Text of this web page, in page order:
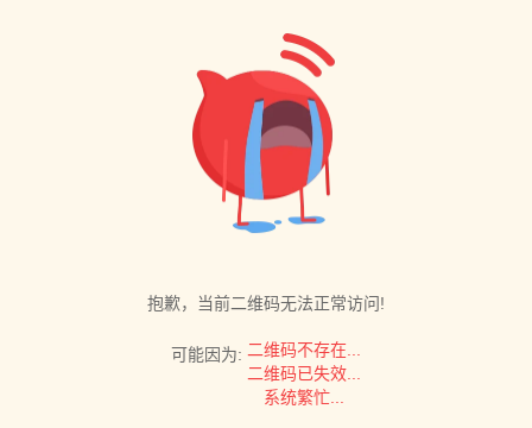
抱歉，当前二维码无法正常访问!
可能因为: 二维码不存在...
二维码已失效...
系统繁忙...